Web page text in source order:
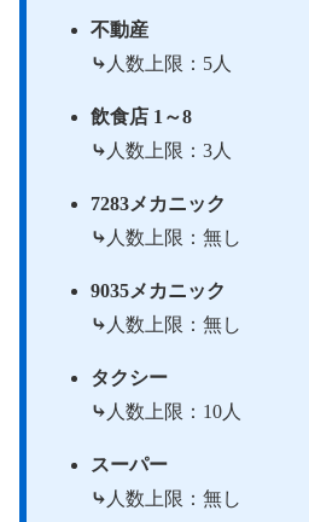
不動産
⤷ 人数上限：5人
飲食店 1～8
⤷ 人数上限：3人
7283メカニック
⤷ 人数上限：無し
9035メカニック
⤷ 人数上限：無し
タクシー
⤷ 人数上限：10人
スーパー
⤷ 人数上限：無し